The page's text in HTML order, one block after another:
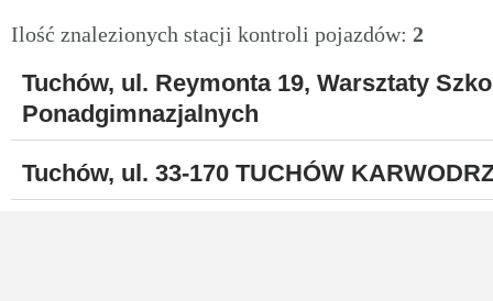
Ilość znalezionych stacji kontroli pojazdów: 2
Tuchów, ul. Reymonta 19, Warsztaty
Ponadgimnazjalnych
Tuchów, ul. 33-170 TUCHÓW